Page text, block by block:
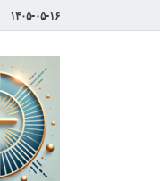
۱۴۰۵-۰۵-۱۶